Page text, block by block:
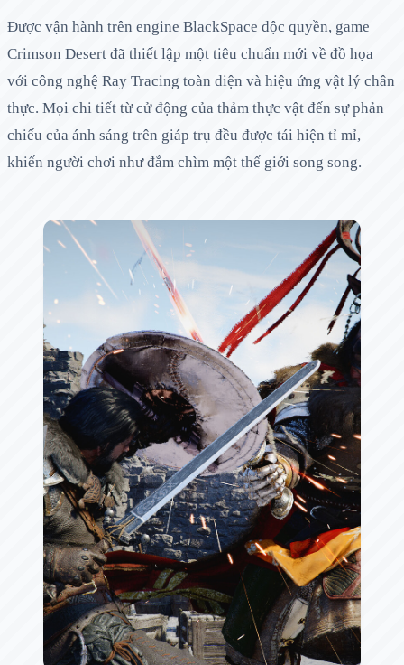
Được vận hành trên engine BlackSpace độc quyền, game
Crimson Desert đã thiết lập một tiêu chuẩn mới về đồ họa
với công nghệ Ray Tracing toàn diện và hiệu ứng vật lý chân
thực. Mọi chi tiết từ cử động của thảm thực vật đến sự phản
chiếu của ánh sáng trên giáp trụ đều được tái hiện tỉ mỉ,
khiến người chơi như đắm chìm một thế giới song song.